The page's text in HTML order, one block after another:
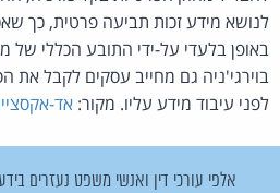
לנושא מידע זכות תביעה פרטית, כך
באופן בלעדי על-ידי התובע הכללי של
בוירגי'ניה גם מחייב עסקים לקבל
לפני עיבוד מידע עליו. מקור: אד-
אלפי עורכי דין ואנשי משפט נעזרים